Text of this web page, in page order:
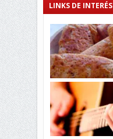
LINKS DE INTERÉS